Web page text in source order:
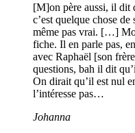
[M]on père aussi, il dit
c’est quelque chose
même pas vrai. […]
fiche. Il en parle pas,
avec Raphaël [son
questions, bah il dit
On dirait qu’il est nul
l’intéresse pas…
Johanna